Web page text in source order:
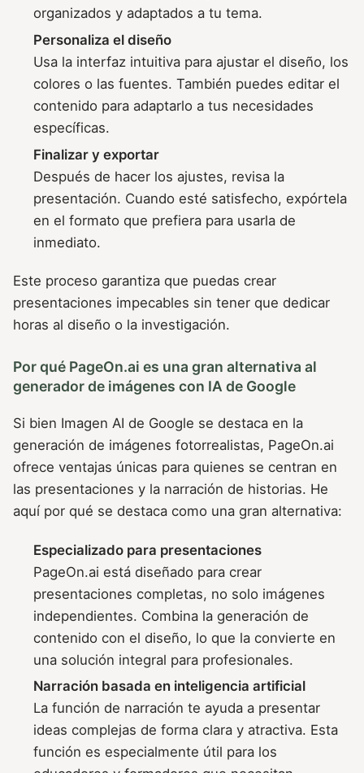
organizados y adaptados a tu tema.
Personaliza el diseño
Usa la interfaz intuitiva para ajustar el diseño, los
colores o las fuentes. También puedes editar el
contenido para adaptarlo a tus necesidades
específicas.
Finalizar y exportar
Después de hacer los ajustes, revisa la
presentación. Cuando esté satisfecho, expórtela
en el formato que prefiera para usarla de
inmediato.
Este proceso garantiza que puedas crear
presentaciones impecables sin tener que dedicar
horas al diseño o la investigación.
Por qué PageOn.ai es una gran alternativa al
generador de imágenes con IA de Google
Si bien Imagen AI de Google se destaca en la
generación de imágenes fotorrealistas, PageOn.ai
ofrece ventajas únicas para quienes se centran en
las presentaciones y la narración de historias. He
aquí por qué se destaca como una gran alternativa:
Especializado para presentaciones
PageOn.ai está diseñado para crear
presentaciones completas, no solo imágenes
independientes. Combina la generación de
contenido con el diseño, lo que la convierte en
una solución integral para profesionales.
Narración basada en inteligencia artificial
La función de narración te ayuda a presentar
ideas complejas de forma clara y atractiva. Esta
función es especialmente útil para los